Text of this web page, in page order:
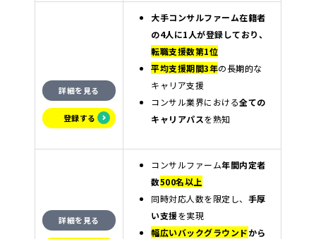
詳細を見る
登録する
大手コンサルファーム在籍者
の4人に1人が登録しており、
転職支援数第1位
平均支援期間3年の長期的な
キャリア支援
コンサル業界における全ての
キャリアパスを熟知
詳細を見る
コンサルファーム年間内定者
数500名以上
同時対応人数を限定し、 手厚
い支援を実現
幅広いバックグラウンドから